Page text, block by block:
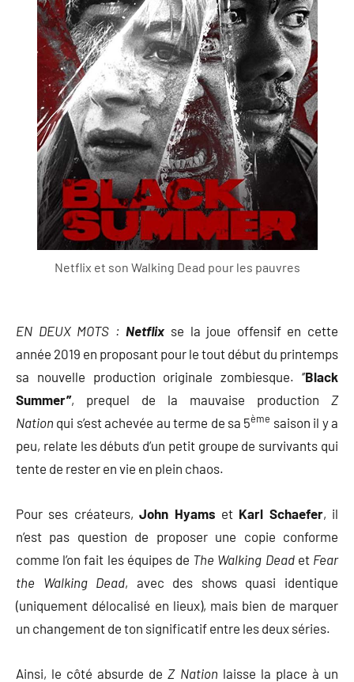
Netflix et son Walking Dead pour les pauvres
EN DEUX MOTS : Netflix se la joue offensif en cette
année 2019 en proposant pour le tout début du printemps
sa nouvelle production originale zombiesque. ‘’Black
Summer’’, prequel de la mauvaise production Z
Nation qui s’est achevée au terme de sa 5ème saison il y a
peu, relate les débuts d’un petit groupe de survivants qui
tente de rester en vie en plein chaos.
Pour ses créateurs,John Hyams et Karl Schaefer, il
n’est pas question de proposer une copie conforme
comme l’on fait les équipes de The Walking Deadet Fear
the Walking Dead, avec des shows quasi identique
(uniquement délocalisé en lieux), mais bien de marquer
un changement de ton significatif entre les deux séries.
Ainsi, le côté absurde de Z Nation laisse la place à un